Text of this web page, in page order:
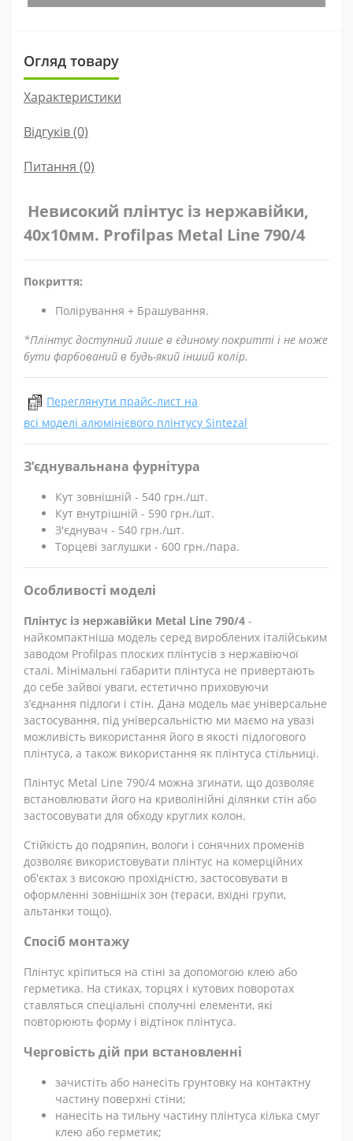
Огляд товару
Характеристики
Відгуків (0)
Питання (0)
Невисокий плінтус із нержавійки,
40х10мм. Profilpas Metal Line 790/4
Покриття:
Полірування + Брашування.
*Плінтус доступний лише в єдиному покритті і не може
бути фарбований в будь-який інший колір.
Переглянути прайс-лист на
всі моделі алюмінієвого плінтусу Sintezal
З’єднувальнана фурнітура
Кут зовнішній - 540 грн./шт.
Кут внутрішній - 590 грн./шт.
З'єднувач - 540 грн./шт.
Торцеві заглушки - 600 грн./пара.
Особливості моделі
Плінтус із нержавійки Metal Line 790/4 -
найкомпактніша модель серед вироблених італійським
заводом Profilpas плоских плінтусів з нержавіючої
сталі. Мінімальні габарити плінтуса не привертають
до себе зайвої уваги, естетично приховуючи
з’єднання підлоги і стін. Дана модель має універсальне
застосування, під універсальністю ми маємо на увазі
можливість використання його в якості підлогового
плінтуса, а також використання як плінтуса стільниці.
Плінтус Metal Line 790/4 можна згинати, що дозволяє
встановлювати його на криволінійні ділянки стін або
застосовувати для обходу круглих колон.
Стійкість до подряпин, вологи і сонячних променів
дозволяє використовувати плінтус на комерційних
об'єктах з високою прохідністю, застосовувати в
оформленні зовнішніх зон (тераси, вхідні групи,
альтанки тощо).
Спосіб монтажу
Плінтус кріпиться на стіні за допомогою клею або
герметика. На стиках, торцях і кутових поворотах
ставляться спеціальні сполучні елементи, які
повторюють форму і відтінок плінтуса.
Черговість дій при встановленні
зачистіть або нанесіть грунтовку на контактну
частину поверхні стіни;
нанесіть на тильну частину плінтуса кілька смуг
клею або герметик;